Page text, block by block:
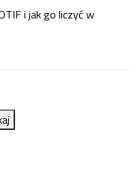
i jak go liczyć w